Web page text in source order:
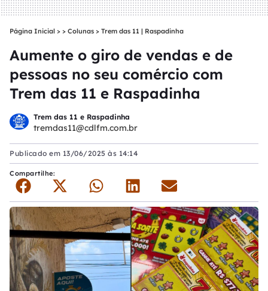
Página Inicial > Colunas > Trem das 11 | Raspadinha
Aumente o giro de vendas e de
pessoas no seu comércio com
Trem das 11 e Raspadinha
Trem das 11 e Raspadinha
tremdas11@cdlfm.com.br
Publicado em 13/06/2025 às 14:14
Compartilhe: